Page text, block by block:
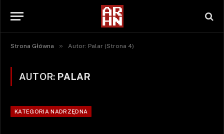
Strona Główna » Autor: Palar (Strona 4)
AUTOR: PALAR
KATEGORIA NADRZĘDNA